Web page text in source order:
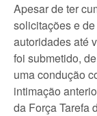
Apesar de ter
solicitações e
autoridades até
foi submetido,
uma condução
intimação
da Força Tarefa